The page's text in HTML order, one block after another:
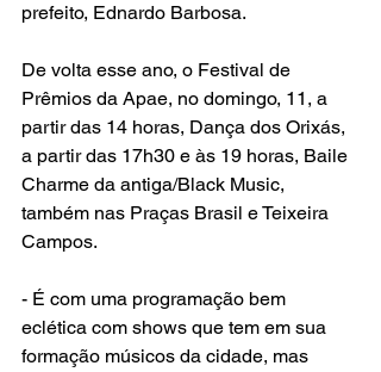
prefeito, Ednardo Barbosa.
De volta esse ano, o Festival de
Prêmios da Apae, no domingo, 11, a
partir das 14 horas, Dança dos Orixás,
a partir das 17h30 e às 19 horas, Baile
Charme da antiga/Black Music,
também nas Praças Brasil e Teixeira
Campos.
- É com uma programação bem
eclética com shows que tem em sua
formação músicos da cidade, mas